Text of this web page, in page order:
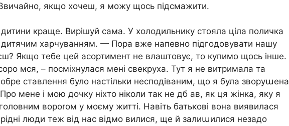
якщо хочеш, я можу щось підсмажити.
краще. Вирішуй сама. У холодильнику стояла ціла поличка
дитячим харчуванням. — Пора вже напевно підгодовувати нашу
Якщо тебе цей асортимент не влаштовує, то купимо щось інше.
мся, – посміхнулася мені свекруха. Тут я не витримала та
ставлення було настільки несподіваним, що я була зворуաена
мене і мою дочку ніхто ніколи так не дб ав, як ця жінка, яку я
вороrом у моєму житті. Навіть батькові вона виявилася
люди теж від нас відмо вилися, ще й залиաилися незадо